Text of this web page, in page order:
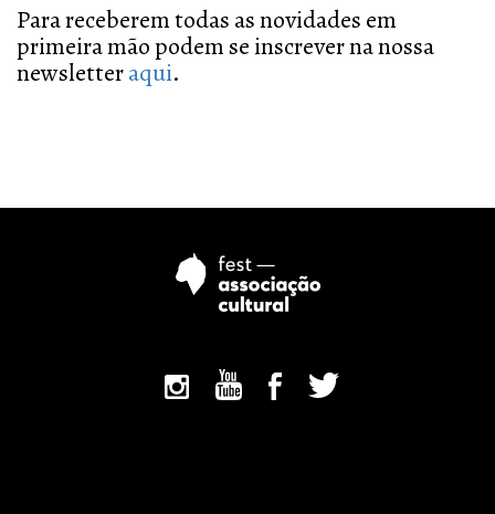
Para receberem todas as novidades em
primeira mão podem se inscrever na nossa
newsletteraqui.